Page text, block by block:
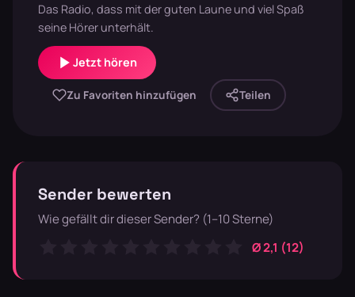
Das Radio, dass mit der guten Laune und viel Spaß
seine Hörer unterhält.
Jetzt hören
Zu Favoriten hinzufügen Teilen
Sender bewerten
Wie gefällt dir dieser Sender? (1–10 Sterne)
Ø 2,1 (12)